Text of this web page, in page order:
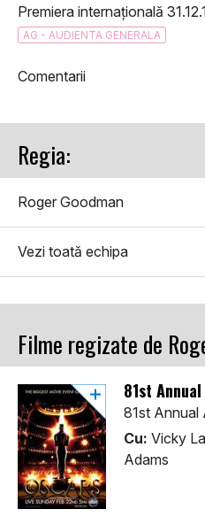
Premiera internațională
AG - AUDIENTA GENERALA
Comentarii
Regia:
Roger Goodman
Vezi toată echipa
Filme regizate de
81st
81st Annual
Cu: Vicky
Adams